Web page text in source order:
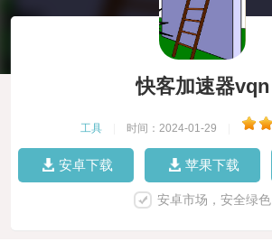
快客加速器vqn
工具 时间：2024-01-29
安卓下载 苹果下载
安卓市场，安全绿色